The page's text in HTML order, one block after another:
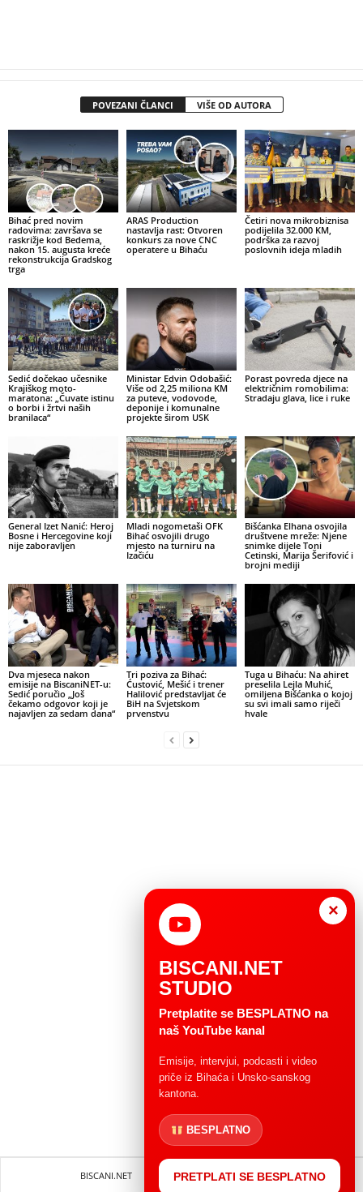
POVEZANI ČLANCI VIŠE OD AUTORA
Bihać pred novim
radovima: završava se
raskrižje kod Bedema,
nakon 15. augusta kreće
rekonstrukcija Gradskog
trga
ARAS Production
nastavlja rast: Otvoren
konkurs za nove CNC
operatere u Bihaću
Četiri nova mikrobiznisa
podijelila 32.000 KM,
podrška za razvoj
poslovnih ideja mladih
Sedić dočekao učesnike
Krajiškog moto-
maratona: „Čuvate istinu
o borbi i žrtvi naših
branilaca“
Ministar Edvin Odobašić:
Više od 2,25 miliona KM
za puteve, vodovode,
deponije i komunalne
projekte širom USK
Porast povreda djece na
električnim romobilima:
Stradaju glava, lice i ruke
General Izet Nanić: Heroj
Bosne i Hercegovine koji
nije zaboravljen
Mladi nogometaši OFK
Bihać osvojili drugo
mjesto na turniru na
Izačiću
Bišćanka Elhana osvojila
društvene mreže: Njene
snimke dijele Toni
Cetinski, Marija Šerifović i
brojni mediji
Dva mjeseca nakon
emisije na BiscaniNET-u:
Sedić poručio „Još
čekamo odgovor koji je
najavljen za sedam dana“
Tri poziva za Bihać:
Ćustović, Mešić i trener
Halilović predstavljat će
BiH na Svjetskom
prvenstvu
Tuga u Bihaću: Na ahiret
preselila Lejla Muhić,
omiljena Bišćanka o kojoj
su svi imali samo riječi
hvale
BISCANI.NET Impressum Uvjeti korištenja
×
BISCANI.NET
STUDIO
Pretplatite se BESPLATNO na
naš YouTube kanal
Emisije, intervjui, podcasti i video
priče iz Bihaća i Unsko-sanskog
kantona.
BESPLATNO
PRETPLATI SE BESPLATNO